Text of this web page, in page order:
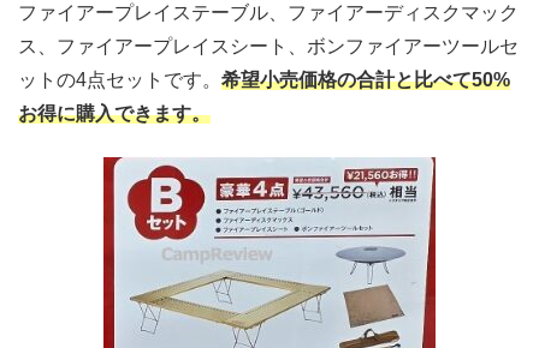
ファイアープレイステーブル、ファイアーディスクマック
ス、ファイアープレイスシート、ボンファイアーツールセ
ットの4点セットです。 希望小売価格の合計と比べて50%
お得に購入できます。